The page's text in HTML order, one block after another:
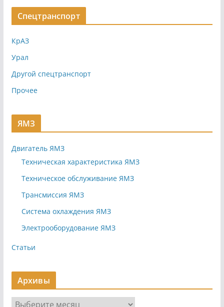
Спецтранспорт
КрАЗ
Урал
Другой спецтранспорт
Прочее
ЯМЗ
Двигатель ЯМЗ
Техническая характеристика ЯМЗ
Техническое обслуживание ЯМЗ
Трансмиссия ЯМЗ
Система охлаждения ЯМЗ
Электрооборудование ЯМЗ
Статьи
Архивы